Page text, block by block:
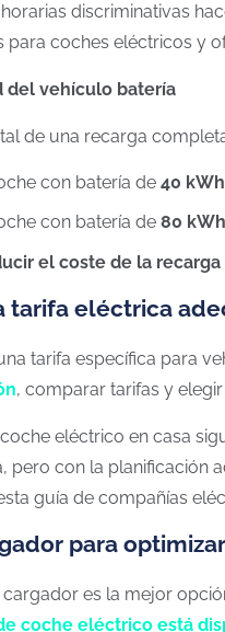
horarias discriminativas
para coches eléctricos y
del vehículo batería
de una recarga
con batería de 40 kWh
con batería de 80 kWh
el coste de la recarga
tarifa eléctrica
tarifa específica para
, comparar tarifas y
eléctrico en casa
pero con la planificación
guía de compañías
para
es la mejor
coche eléctrico está